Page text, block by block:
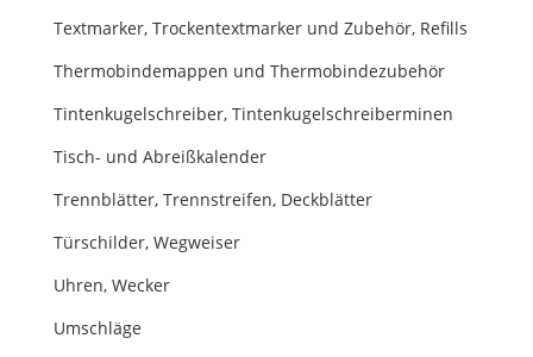
Textmarker, Trockentextmarker und Zubehör, Refills
Thermobindemappen und Thermobindezubehör
Tintenkugelschreiber, Tintenkugelschreiberminen
Tisch- und Abreißkalender
Trennblätter, Trennstreifen, Deckblätter
Türschilder, Wegweiser
Uhren, Wecker
Umschläge